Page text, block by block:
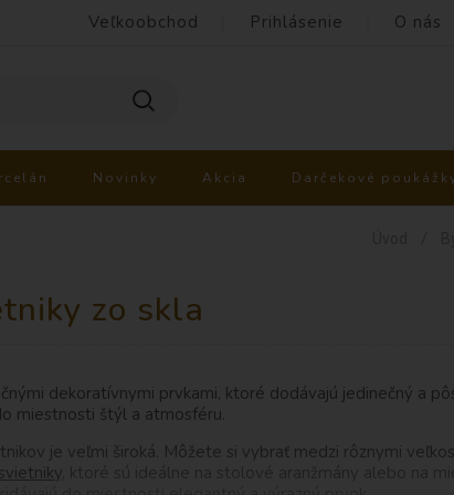
Veľkoobchod Prihlásenie O nás
Novinky Akcia Darčekové
zo skla
dekoratívnymi prvkami, ktoré dodávajú jedinečný a
miestnosti štýl a atmosféru.
je veľmi široká. Môžete si vybrať medzi rôznymi
svietniky